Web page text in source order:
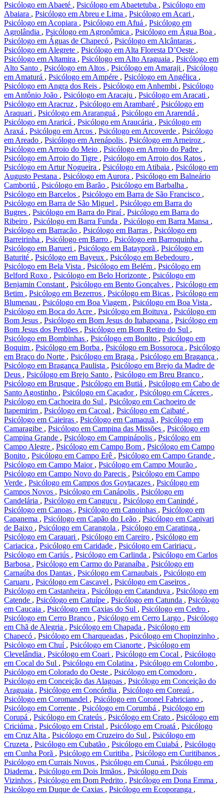
Psicólogo em Abaeté , Psicólogo em Abaetetuba , Psicólogo em
Abaiara , Psicólogo em Abreu e Lima , Psicólogo em Acari ,
Psicólogo em Acopiara , Psicólogo em Afuá , Psicólogo em
Agrolândia , Psicólogo em Agronômica , Psicólogo em Água Boa ,
Psicólogo em Águas de Chapecó , Psicólogo em Alcântaras ,
Psicólogo em Alegrete , Psicólogo em Alta Floresta D’Oeste ,
Psicólogo em Altamira , Psicólogo em Alto Araguaia , Psicólogo em
Alto Santo , Psicólogo em Altos , Psicólogo em Amaraji , Psicólogo
em Amaturá , Psicólogo em Ampére , Psicólogo em Angélica ,
Psicólogo em Angra dos Reis , Psicólogo em Anhembi , Psicólogo
em Antônio João , Psicólogo em Aracaju , Psicólogo em Aracati ,
Psicólogo em Aracruz , Psicólogo em Arambaré , Psicólogo em
Araquari , Psicólogo em Araranguá , Psicólogo em Ararendá ,
Psicólogo em Araricá , Psicólogo em Araucária , Psicólogo em
Araxá , Psicólogo em Arcos , Psicólogo em Arcoverde , Psicólogo
em Areado , Psicólogo em Arenápolis , Psicólogo em Arneiroz ,
Psicólogo em Arroio do Meio , Psicólogo em Arroio do Padre ,
Psicólogo em Arroio do Tigre , Psicólogo em Arroio dos Ratos ,
Psicólogo em Artur Nogueira , Psicólogo em Atibaia , Psicólogo em
Augusto Pestana , Psicólogo em Aurora , Psicólogo em Balneário
Camboriú , Psicólogo em Barão , Psicólogo em Barbalha ,
Psicólogo em Barcelos , Psicólogo em Barra de São Francisco ,
Psicólogo em Barra de São Miguel , Psicólogo em Barra do
Bugres , Psicólogo em Barra do Piraí , Psicólogo em Barra do
Ribeiro , Psicólogo em Barra Funda , Psicólogo em Barra Mansa ,
Psicólogo em Barracão , Psicólogo em Barras , Psicólogo em
Barreirinha , Psicólogo em Barro , Psicólogo em Barroquinha ,
Psicólogo em Barueri , Psicólogo em Batayporã , Psicólogo em
Baturité , Psicólogo em Bayeux , Psicólogo em Bebedouro ,
Psicólogo em Bela Vista , Psicólogo em Belém , Psicólogo em
Belford Roxo , Psicólogo em Belo Horizonte , Psicólogo em
Benjamin Constant , Psicólogo em Bento Gonçalves , Psicólogo em
Betim , Psicólogo em Bezerros , Psicólogo em Bicas , Psicólogo em
Blumenau , Psicólogo em Boa Viagem , Psicólogo em Boa Vista ,
Psicólogo em Boca do Acre , Psicólogo em Boituva , Psicólogo em
Bom Jesus , Psicólogo em Bom Jesus do Itabapoana , Psicólogo em
Bom Jesus dos Perdões , Psicólogo em Bom Retiro do Sul ,
Psicólogo em Bombinhas , Psicólogo em Bonito , Psicólogo em
Boquim , Psicólogo em Borba , Psicólogo em Bossoroca , Psicólogo
em Braço do Norte , Psicólogo em Braga , Psicólogo em Bragança ,
Psicólogo em Bragança Paulista , Psicólogo em Brejo da Madre de
Deus , Psicólogo em Brejo Santo , Psicólogo em Breu Branco ,
Psicólogo em Brusque , Psicólogo em Butiá , Psicólogo em Cabo de
Santo Agostinho , Psicólogo em Caçador , Psicólogo em Cáceres ,
Psicólogo em Cachoeira do Sul , Psicólogo em Cachoeiro de
Itapemirim , Psicólogo em Cacoal , Psicólogo em Caibaté ,
Psicólogo em Caieiras , Psicólogo em Camaquã , Psicólogo em
Camaragibe , Psicólogo em Campina das Missões , Psicólogo em
Campina Grande , Psicólogo em Campinápolis , Psicólogo em
Campo Alegre , Psicólogo em Campo Bom , Psicólogo em Campo
Bonito , Psicólogo em Campo Erê , Psicólogo em Campo Grande ,
Psicólogo em Campo Maior , Psicólogo em Campo Mourão ,
Psicólogo em Campo Novo do Parecis , Psicólogo em Campo
Verde , Psicólogo em Campos dos Goytacazes , Psicólogo em
Campos Novos , Psicólogo em Canápolis , Psicólogo em
Candelária , Psicólogo em Canguçu , Psicólogo em Canindé ,
Psicólogo em Canoas , Psicólogo em Canoinhas , Psicólogo em
Capanema , Psicólogo em Capão do Leão , Psicólogo em Capivari
de Baixo , Psicólogo em Carangola , Psicólogo em Caratinga ,
Psicólogo em Carauari , Psicólogo em Careiro , Psicólogo em
Cariacica , Psicólogo em Caridade , Psicólogo em Caririaçu ,
Psicólogo em Cariús , Psicólogo em Carlinda , Psicólogo em Carlos
Barbosa , Psicólogo em Carmo do Paranaíba , Psicólogo em
Carnaúba dos Dantas , Psicólogo em Carnaubais , Psicólogo em
Caruaru , Psicólogo em Cascavel , Psicólogo em Caseiros ,
Psicólogo em Castanheira , Psicólogo em Catanduva , Psicólogo em
Catende , Psicólogo em Catuípe , Psicólogo em Catunda , Psicólogo
em Caucaia , Psicólogo em Caxias do Sul , Psicólogo em Cedro ,
Psicólogo em Cerro Branco , Psicólogo em Cerro Largo , Psicólogo
em Chã de Alegria , Psicólogo em Chapada , Psicólogo em
Chapecó , Psicólogo em Charqueadas , Psicólogo em Chopinzinho ,
Psicólogo em Chuí , Psicólogo em Cianorte , Psicólogo em
Clevelândia , Psicólogo em Coari , Psicólogo em Cocal , Psicólogo
em Cocal do Sul , Psicólogo em Colatina , Psicólogo em Colombo ,
Psicólogo em Colorado do Oeste , Psicólogo em Comodoro ,
Psicólogo em Conceição das Alagoas , Psicólogo em Conceição do
Araguaia , Psicólogo em Concórdia , Psicólogo em Coreaú ,
Psicólogo em Coromandel , Psicólogo em Coronel Fabriciano ,
Psicólogo em Corrente , Psicólogo em Corumbá , Psicólogo em
Corupá , Psicólogo em Crateús , Psicólogo em Crato , Psicólogo em
Criciúma , Psicólogo em Cristal , Psicólogo em Croatá , Psicólogo
em Cruz Alta , Psicólogo em Cruzeiro do Sul , Psicólogo em
Cruzeta , Psicólogo em Cubatão , Psicólogo em Cuiabá , Psicólogo
em Cunha Porã , Psicólogo em Curitiba , Psicólogo em Curitibanos ,
Psicólogo em Currais Novos , Psicólogo em Curuá , Psicólogo em
Diadema , Psicólogo em Dois Irmãos , Psicólogo em Dois
Vizinhos , Psicólogo em Dom Pedrito , Psicólogo em Dona Emma ,
Psicólogo em Duque de Caxias , Psicólogo em Ecoporanga ,